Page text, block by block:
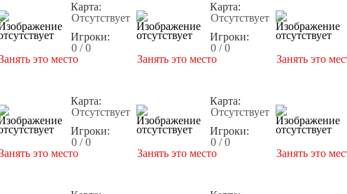
Карта:
Отсутствует
Игроки:
0 / 0
это место
Карта:
Отсутствует
Игроки:
0 / 0
Занять это место
Занять это
Карта:
Отсутствует
Игроки:
0 / 0
это место
Карта:
Отсутствует
Игроки:
0 / 0
Занять это место
Занять это